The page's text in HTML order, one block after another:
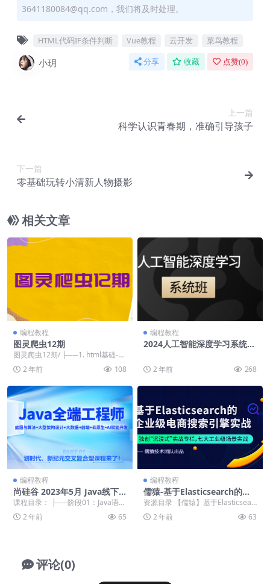
3641180084@qq.com，我们将及时处理。
HTML代码IF条件判断 Vue教程 云开发 菜鸟教程
小玥 分享 收藏 点赞(0)
上一篇
科学认识青春期，准确引导孩子
下一篇
零基础玩转小清新人物摄影
相关文章
编程教程
图灵爬虫12期
图灵爬虫12期/ ├──1. html基础-20
23-8-1-顾安 .mp4 9...
2 年前 108
编程教程
2024人工智能深度学习系统班
2 年前 268
编程教程
尚硅谷 2023年5月 Java线下
班实体版
课程目录： ├──阶段01：Java语言
基础（JDK17） | ├──01 Ja...
2 年前 65
编程教程
儒猿-基于Elasticsearch的企
业级电商搜索引擎实战
资源目录 【儒猿】基于Elasticsear
ch的企业级电商搜索引擎实战/ ├
─...2 年前 63
评论(0)